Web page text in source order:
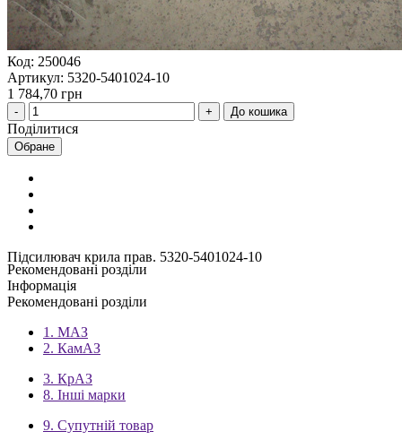
Код: 250046
Артикул: 5320-5401024-10
1 784,70 грн
До кошика
Поділитися
Обране
Підсилювач крила прав. 5320-5401024-10
Рекомендовані розділи
Інформація
Рекомендовані розділи
1. МАЗ
2. КамАЗ
3. КрАЗ
8. Інші марки
9. Супутній товар